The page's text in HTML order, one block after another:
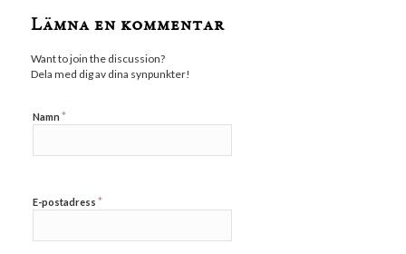
Lämna en kommentar
Want to join the discussion?
Dela med dig av dina synpunkter!
Namn *
E-postadress *